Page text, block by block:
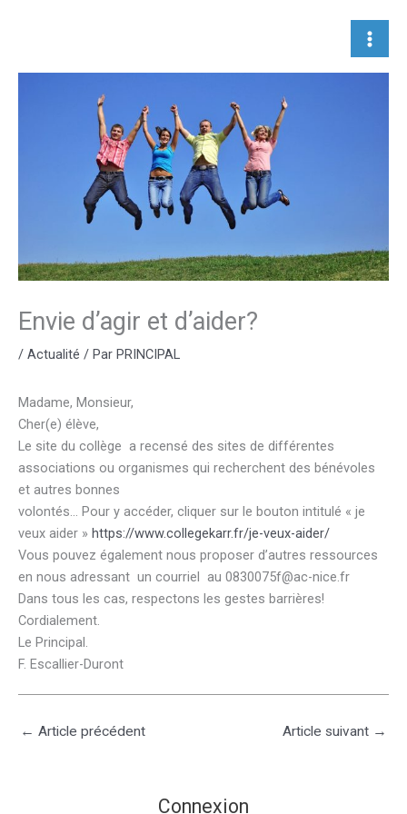
Envie d’agir et d’aider?
/ Actualité / Par PRINCIPAL
Madame, Monsieur,
Cher(e) élève,
Le site du collège a recensé des sites de différentes
associations ou organismes qui recherchent des bénévoles
et autres bonnes
volontés… Pour y accéder, cliquer sur le bouton intitulé « je
veux aider » https://www.collegekarr.fr/je-veux-aider/
Vous pouvez également nous proposer d’autres ressources
en nous adressant un courriel au 0830075f@ac-nice.fr
Dans tous les cas, respectons les gestes barrières!
Cordialement.
Le Principal.
F. Escallier-Duront
← Article précédent Article suivant →
Connexion